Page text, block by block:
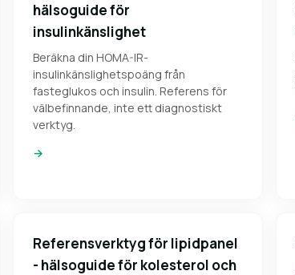
hälsoguide för
insulinkänslighet
Beräkna din HOMA-IR-
insulinkänslighetspoäng från
fasteglukos och insulin. Referens för
välbefinnande, inte ett diagnostiskt
verktyg.
→
Referensverktyg för lipidpanel
- hälsoguide för kolesterol och